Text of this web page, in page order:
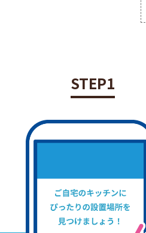
STEP1